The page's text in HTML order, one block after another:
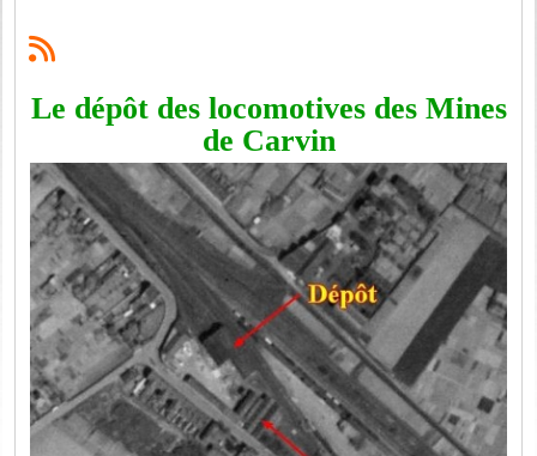
Le dépôt des locomotives des Mines
de Carvin